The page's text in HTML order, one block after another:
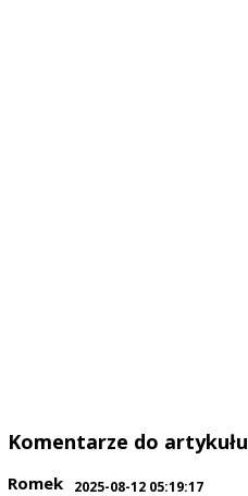
Komentarze do artykułu
Romek 2025-08-12 05:19:17